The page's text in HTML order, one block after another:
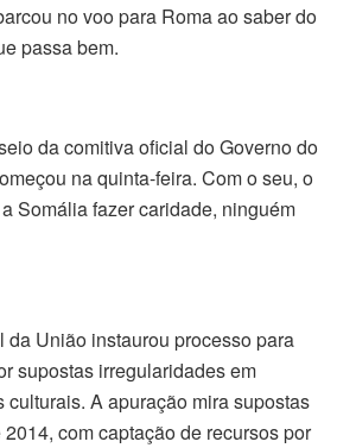
no voo para Roma ao saber do
passa bem.
da comitiva oficial do Governo do
na quinta-feira. Com o seu, o
Somália fazer caridade, ninguém
da União instaurou processo para
supostas irregularidades em
culturais. A apuração mira supostas
com captação de recursos por